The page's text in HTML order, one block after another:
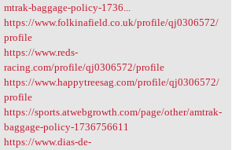
mtrak-baggage-policy-1736...
https://www.folkinafield.co.uk/profile/qj0306572/
profile
https://www.reds-
racing.com/profile/qj0306572/profile
https://www.happytreesag.com/profile/qj0306572/
profile
https://sports.atwebgrowth.com/page/other/amtrak-
baggage-policy-1736756611
https://www.dias-de-